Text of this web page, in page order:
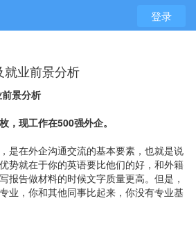
登录
就业前景分析
景分析
，现工作在500强外企。
，是在外企沟通交流的基本要素，也就是说
势就在于你的英语要比他们的好，和外籍
报告做材料的时候文字质量更高。但是，
业，你和其他同事比起来，你没有专业基